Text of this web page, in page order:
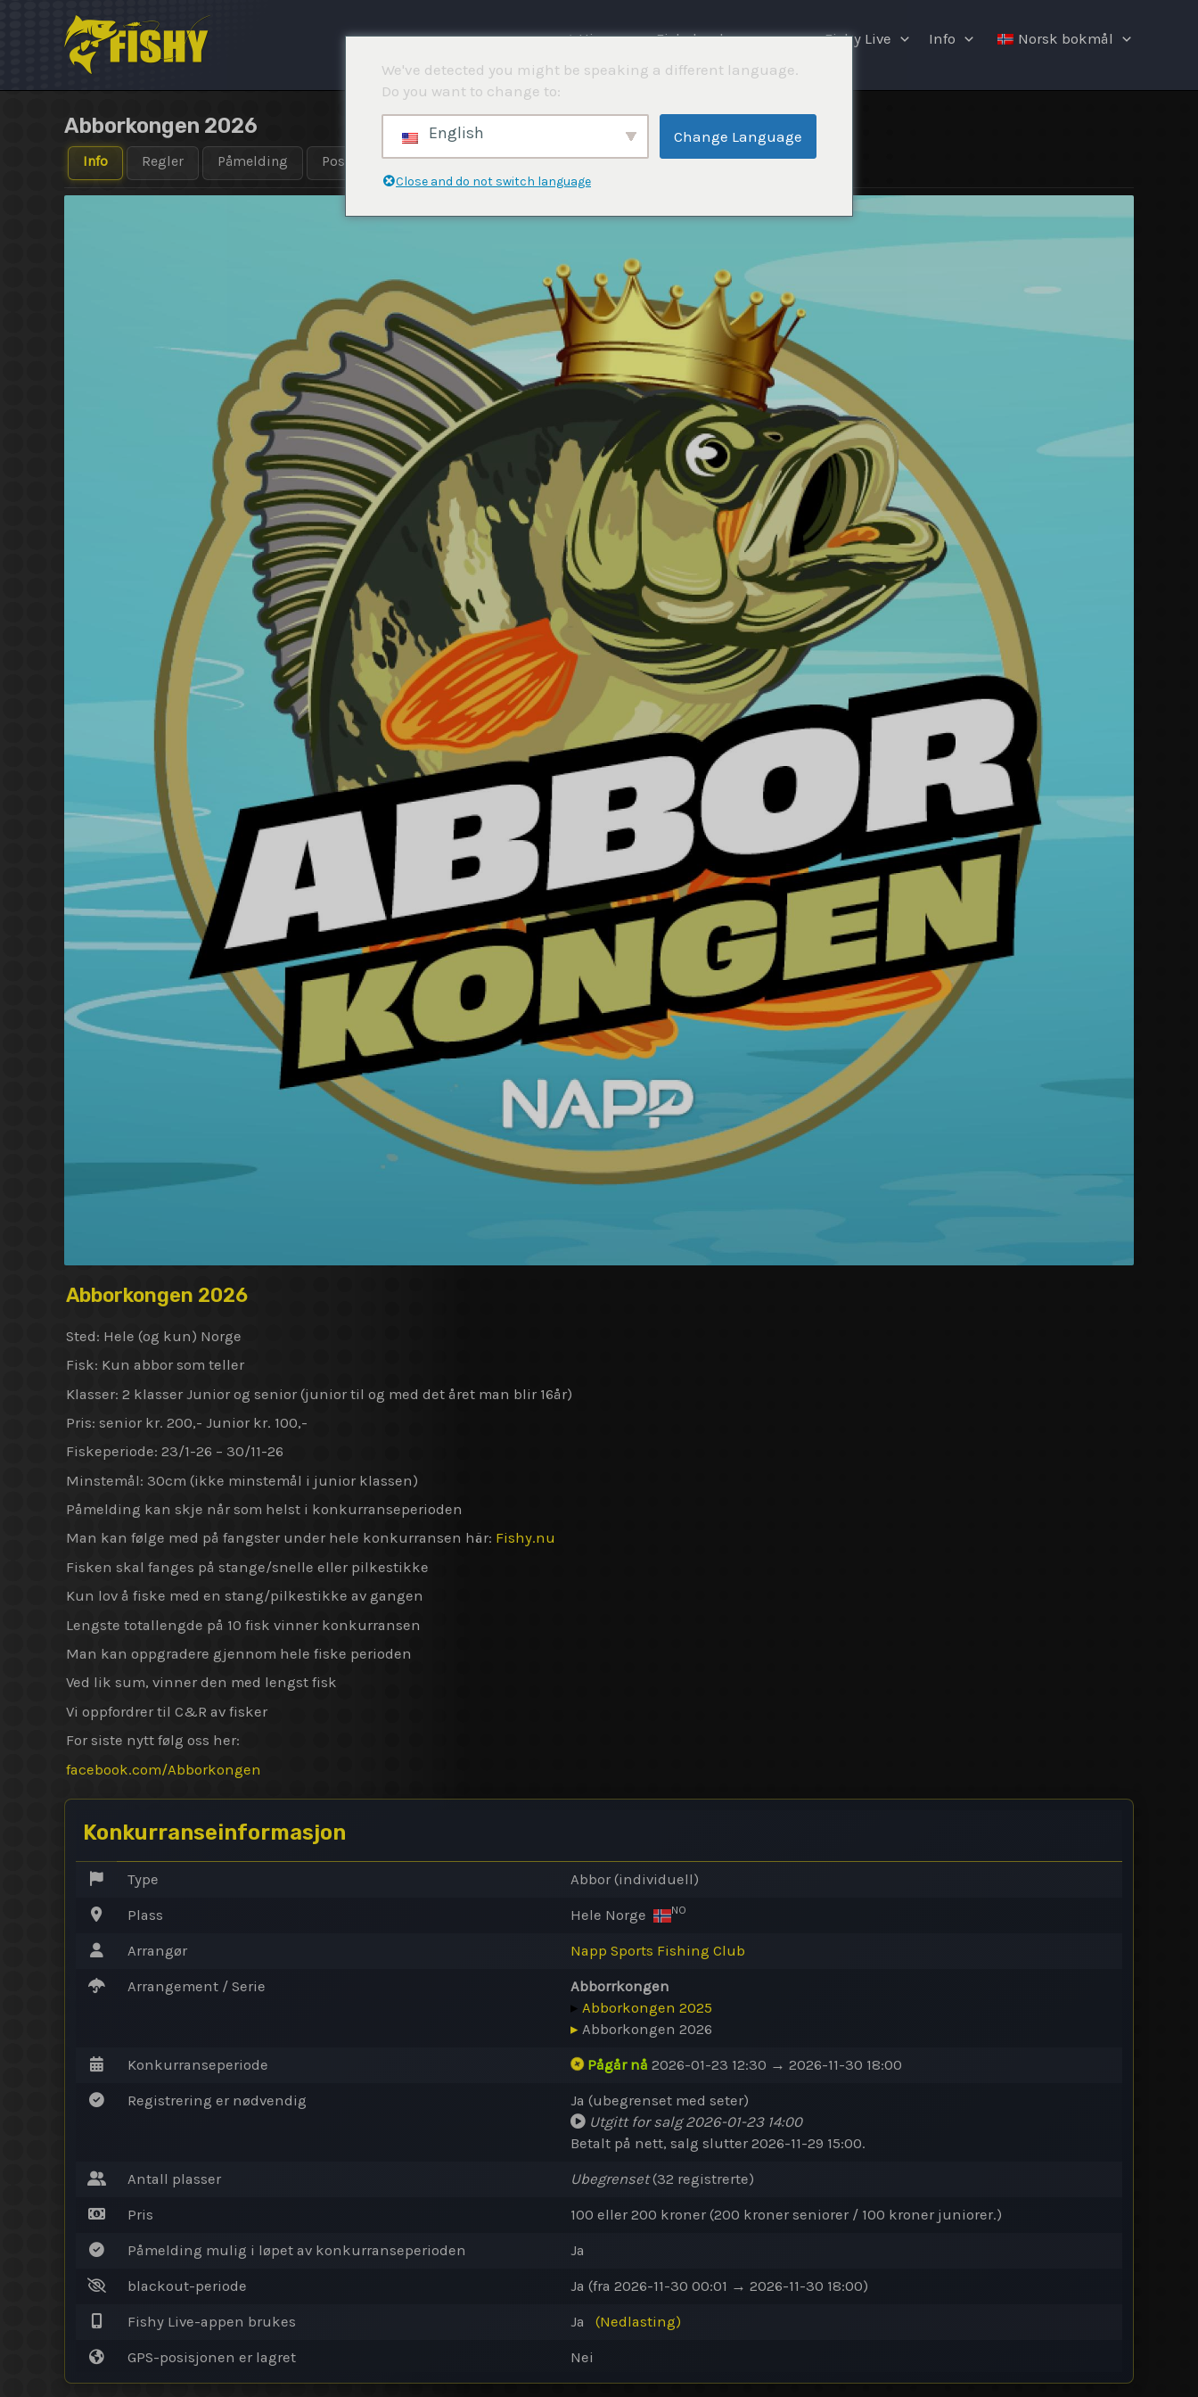
⌂ Hjemme Fiskekonkurranser Fishy Live Info Norsk bokmål
Abborkongen 2026
Info Regler Påmelding Posisjon Rapporter
Abborkongen 2026
Sted: Hele (og kun) Norge
Fisk: Kun abbor som teller
Klasser: 2 klasser Junior og senior (junior til og med det året man blir 16år)
Pris: senior kr. 200,- Junior kr. 100,-
Fiskeperiode: 23/1-26 – 30/11-26
Minstemål: 30cm (ikke minstemål i junior klassen)
Påmelding kan skje når som helst i konkurranseperioden
Man kan følge med på fangster under hele konkurransen här: Fishy.nu
Fisken skal fanges på stange/snelle eller pilkestikke
Kun lov å fiske med en stang/pilkestikke av gangen
Lengste totallengde på 10 fisk vinner konkurransen
Man kan oppgradere gjennom hele fiske perioden
Ved lik sum, vinner den med lengst fisk
Vi oppfordrer til C&R av fisker
For siste nytt følg oss her:
facebook.com/Abborkongen
Konkurranseinformasjon
Type Abbor (individuell)
Plass Hele Norge NO
Arrangør Napp Sports Fishing Club
Arrangement / Serie
Abborrkongen
▸ Abborkongen 2025
▸ Abborkongen 2026
Konkurranseperiode Pågår nå 2026-01-23 12:30 → 2026-11-30 18:00
Registrering er nødvendig
Ja (ubegrenset med seter)
Utgitt for salg2026-01-23 14:00
Betalt på nett, salg slutter 2026-11-29 15:00.
Antall plasser Ubegrenset(32 registrerte)
Pris 100 eller 200 kroner (200 kroner seniorer / 100 kroner juniorer.)
Påmelding mulig i løpet av konkurranseperioden Ja
blackout-periode Ja (fra 2026-11-30 00:01 → 2026-11-30 18:00)
Fishy Live-appen brukes Ja (Nedlasting)
GPS-posisjonen er lagret Nei
We've detected you might be speaking a different language.
Do you want to change to:
English Change Language
Close and do not switch language